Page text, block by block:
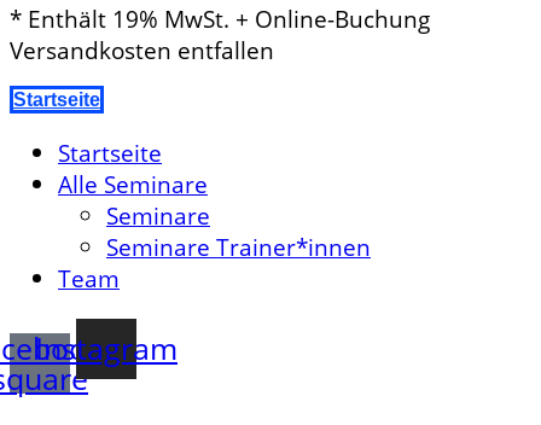
* Enthält 19% MwSt. + Online-Buchung
Versandkosten entfallen
Startseite
Startseite
Alle Seminare
Seminare
Seminare Trainer*innen
Team
Instagram